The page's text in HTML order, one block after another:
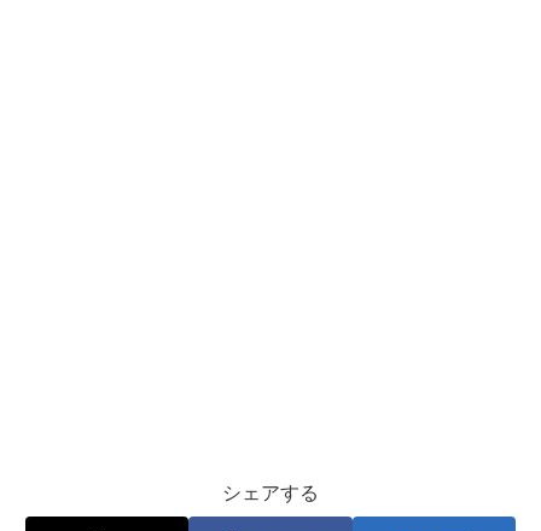
シェアする